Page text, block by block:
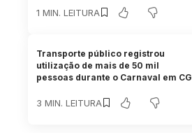
1 MIN. LEITURA
Transporte público registrou
utilização de mais de 50 mil
pessoas durante o Carnaval em CG
3 MIN. LEITURA